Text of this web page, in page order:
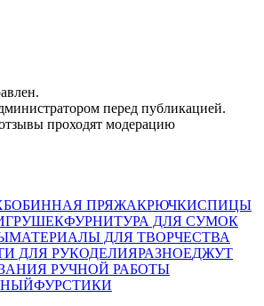
перед публикацией.
проходят модерацию
БОБИННАЯ ПРЯЖАКРЮЧКИСПИЦЫ
ФУРНИТУРА ДЛЯ СУМОК
МАТЕРИАЛЫ ДЛЯ ТВОРЧЕСТВА
ДЛЯ РУКОДЕЛИЯРАЗНОЕДЖУТ
РУЧНОЙ РАБОТЫ
ФУРСТИКИ